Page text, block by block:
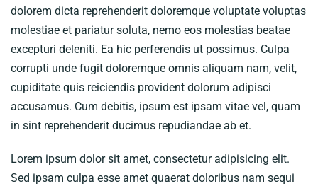
dolorem dicta reprehenderit doloremque voluptate voluptas
molestiae et pariatur soluta, nemo eos molestias beatae
excepturi deleniti. Ea hic perferendis ut possimus. Culpa
corrupti unde fugit doloremque omnis aliquam nam, velit,
cupiditate quis reiciendis provident dolorum adipisci
accusamus. Cum debitis, ipsum est ipsam vitae vel, quam
in sint reprehenderit ducimus repudiandae ab et.
Lorem ipsum dolor sit amet, consectetur adipisicing elit.
Sed ipsam culpa esse amet quaerat doloribus nam sequi